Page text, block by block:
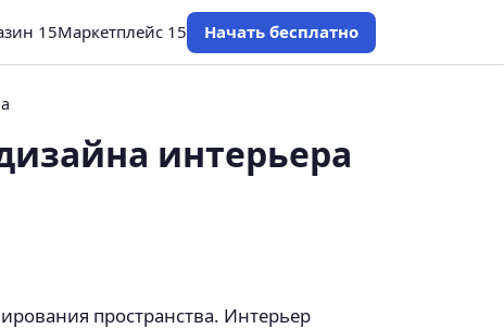
15Маркетплейс 15 Начать бесплатно
интерьера
пространства. Интерьер